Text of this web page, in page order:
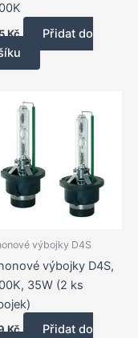
Kč
Přidat do
výbojky D4S
výbojky D4S,
35W (2 ks
Kč
Přidat do